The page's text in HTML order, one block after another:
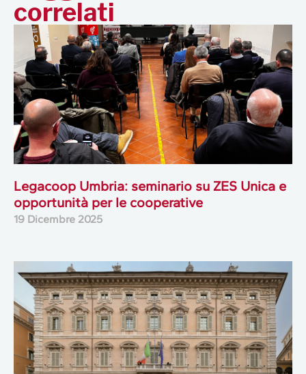
correlati
Legacoop Umbria: seminario su ZES Unica e
opportunità per le cooperative
19 Dicembre 2025